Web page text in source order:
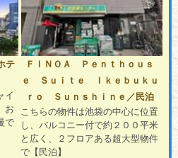
テ
イ
お
で
ＦＩＮＯＡ Ｐｅｎｔｈｏｕｓ
ｅ Ｓｕｉｔｅ Ｉｋｅｂｕｋｕ
ｒｏ Ｓｕｎｓｈｉｎｅ／民泊
こちらの物件は池袋の中心に位置
し、バルコニー付で約２００平米
と広く、２フロアある超大型物件
で【民泊】